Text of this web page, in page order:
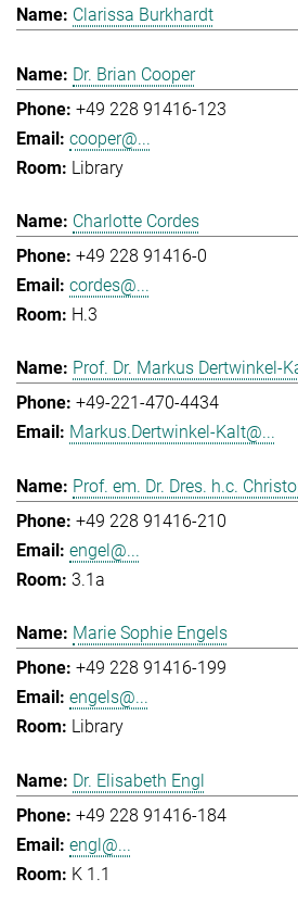
Clarissa Burkhardt
Dr. Brian Cooper
+49 228 91416-123
cooper@...
Library
Charlotte Cordes
+49 228 91416-0
cordes@...
H.3
Prof. Dr. Markus Dertwinkel-
+49-221-470-4434
Markus.Dertwinkel-Kalt@...
Prof. em. Dr. Dres. h.c.
+49 228 91416-210
engel@...
3.1a
Marie Sophie Engels
+49 228 91416-199
engels@...
Library
Dr. Elisabeth Engl
+49 228 91416-184
engl@...
K 1.1